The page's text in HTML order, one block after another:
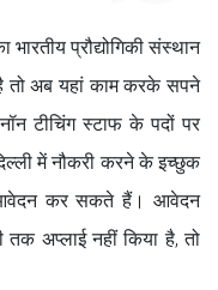
प्रौद्योगिकी संस्थान
तो अब यहां काम करके सपने
टीचिंग स्टाफ के पदों पर
में नौकरी करने के इच्छुक
आवेदन कर सकते हैं। आवेदन
अप्लाई नहीं किया है, तो